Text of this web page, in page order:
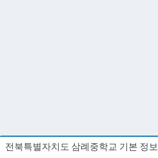
전북특별자치도 삼례중학교 기본 정보